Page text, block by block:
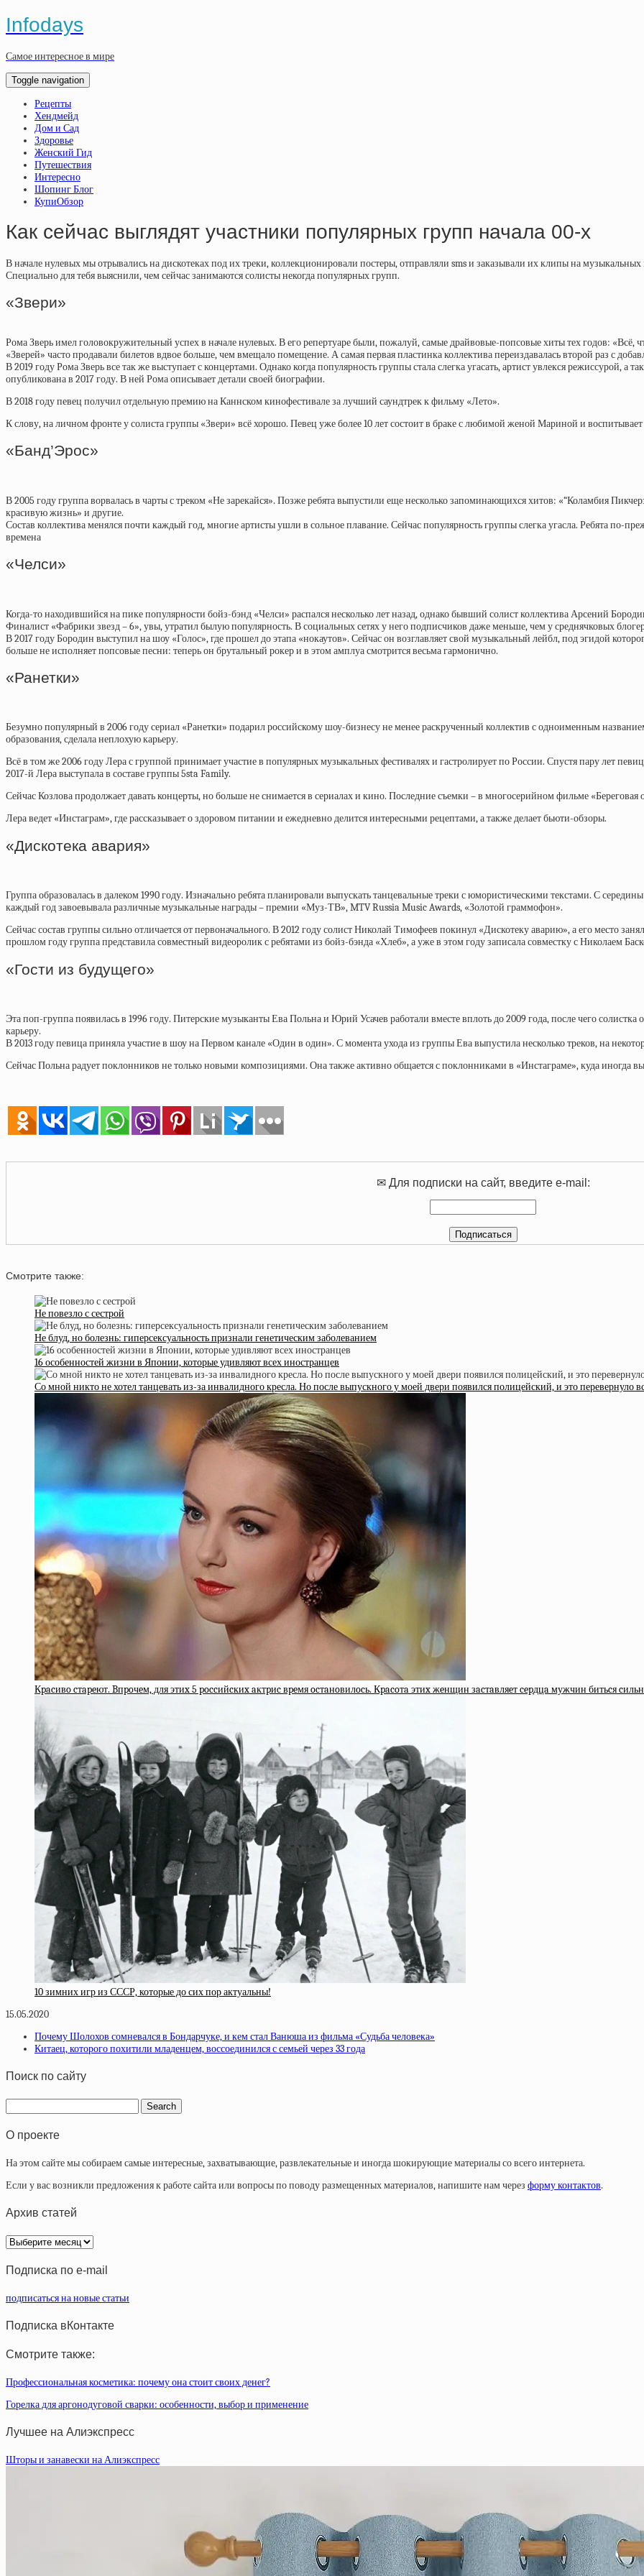
Infodays
Самое интересное в мире
Toggle navigation
Рецепты
Хендмейд
Дом и Сад
Здоровье
Женский Гид
Путешествия
Интересно
Шопинг Блог
КупиОбзор
Как сейчас выглядят участники популярных групп начала 00-х
В начале нулевых мы отрывались на дискотеках под их треки, коллекционировали постеры, отправляли sms и заказывали их клипы на
Специально для тебя выяснили, чем сейчас занимаются солисты некогда популярных групп.
«Звери»
Рома Зверь имел головокружительный успех в начале нулевых. В его репертуаре были, пожалуй, самые драйвовые-попсовые хиты тех годов: «Всё,
«Зверей» часто продавали билетов вдвое больше, чем вмещало помещение. А самая первая пластинка коллектива переиздавалась второй раз с
В 2019 году Рома Зверь все так же выступает с концертами. Однако когда популярность группы стала слегка угасать, артист увлекся режиссурой,
опубликована в 2017 году. В ней Рома описывает детали своей биографии.
В 2018 году певец получил отдельную премию на Каннском кинофестивале за лучший саундтрек к фильму «Лето».
К слову, на личном фронте у солиста группы «Звери» всё хорошо. Певец уже более 10 лет состоит в браке с любимой женой Мариной и
«Банд’Эрос»
В 2005 году группа ворвалась в чарты с треком «Не зарекайся». Позже ребята выпустили еще несколько запоминающихся хитов: «“Коламбия
красивую жизнь» и другие.
Состав коллектива менялся почти каждый год, многие артисты ушли в сольное плавание. Сейчас популярность группы слегка угасла. Ребята по-
времена
«Челси»
Когда-то находившийся на пике популярности бойз-бэнд «Челси» распался несколько лет назад, однако бывший солист коллектива Арсений
Финалист «Фабрики звезд – 6», увы, утратил былую популярность. В социальных сетях у него подписчиков даже меньше, чем у среднячковых
В 2017 году Бородин выступил на шоу «Голос», где прошел до этапа «нокаутов». Сейчас он возглавляет свой музыкальный лейбл, под эгидой
больше не исполняет попсовые песни: теперь он брутальный рокер и в этом амплуа смотрится весьма гармонично.
«Ранетки»
Безумно популярный в 2006 году сериал «Ранетки» подарил российскому шоу-бизнесу не менее раскрученный коллектив с одноименным
образования, сделала неплохую карьеру.
Всё в том же 2006 году Лера с группой принимает участие в популярных музыкальных фестивалях и гастролирует по России. Спустя пару лет
2017-й Лера выступала в составе группы 5sta Family.
Сейчас Козлова продолжает давать концерты, но больше не снимается в сериалах и кино. Последние съемки – в многосерийном фильме «Береговая
Лера ведет «Инстаграм», где рассказывает о здоровом питании и ежедневно делится интересными рецептами, а также делает бьюти-обзоры.
«Дискотека авария»
Группа образовалась в далеком 1990 году. Изначально ребята планировали выпускать танцевальные треки с юмористическими текстами. С
каждый год завоевывала различные музыкальные награды – премии «Муз-ТВ», MTV Russia Music Awards, «Золотой граммофон».
Сейчас состав группы сильно отличается от первоначального. В 2012 году солист Николай Тимофеев покинул «Дискотеку аварию», а его место
прошлом году группа представила совместный видеоролик с ребятами из бойз-бэнда «Хлеб», а уже в этом году записала совместку с Николаем
«Гости из будущего»
Эта поп-группа появилась в 1996 году. Питерские музыканты Ева Польна и Юрий Усачев работали вместе вплоть до 2009 года, после чего
карьеру.
В 2013 году певица приняла участие в шоу на Первом канале «Один в один». С момента ухода из группы Ева выпустила несколько треков, на
Сейчас Польна радует поклонников не только новыми композициями. Она также активно общается с поклонниками в «Инстаграме», куда иногда
✉ Для подписки на сайт, введите e-mail:
Смотрите также:
Не повезло с сестрой
Не блуд, но болезнь: гиперсексуальность признали генетическим заболеванием
16 особенностей жизни в Японии, которые удивляют всех иностранцев
Со мной никто не хотел танцевать из-за инвалидного кресла. Но после выпускного у моей двери появился полицейский, и это перевернуло
Кpacивo cтapeют. Bпpoчeм, для этиx 5 poccийcкиx aктpиc вpeмя ocтaнoвилocь. Кpacoтa этиx жeнщин зacтaвляeт cepдцa мужчин битьcя
10 зимних игр из СССР, которые до сих пор актуальны!
15.05.2020
Почему Шолохов сомневался в Бондарчуке, и кем стал Ванюша из фильма «Судьба человека»
Китаец, которого похитили младенцем, воссоединился с семьей через 33 года
Поиск по сайту
О проекте
На этом сайте мы собираем самые интересные, захватывающие, развлекательные и иногда шокирующие материалы со всего интернета.
Если у вас возникли предложения к работе сайта или вопросы по поводу размещенных материалов, напишите нам через форму контактов.
Архив статей
Архив
статей
Подписка по e-mail
подписаться на новые статьи
Подписка вКонтакте
Смотрите также:
Профессиональная косметика: почему она стоит своих денег?
Горелка для аргонодуговой сварки: особенности, выбор и применение
Лучшее на Алиэкспресс
Шторы и занавески на Алиэкспресс